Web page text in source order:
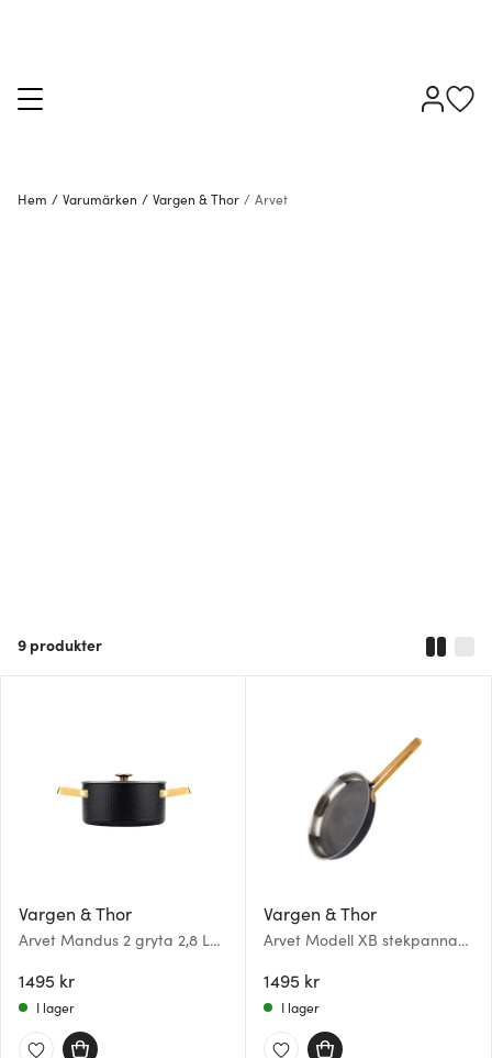
Hem / Varumärken / Vargen & Thor / Arvet
9 produkter
Vargen & Thor
Arvet Mandus 2 gryta 2,8 L
1495 kr
I lager
Vargen & Thor
Arvet Modell XB stekpanna
1495 kr
I lager